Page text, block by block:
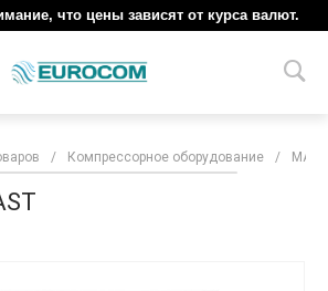
что цены зависят от курса валют.
/ Компрессорное оборудование /